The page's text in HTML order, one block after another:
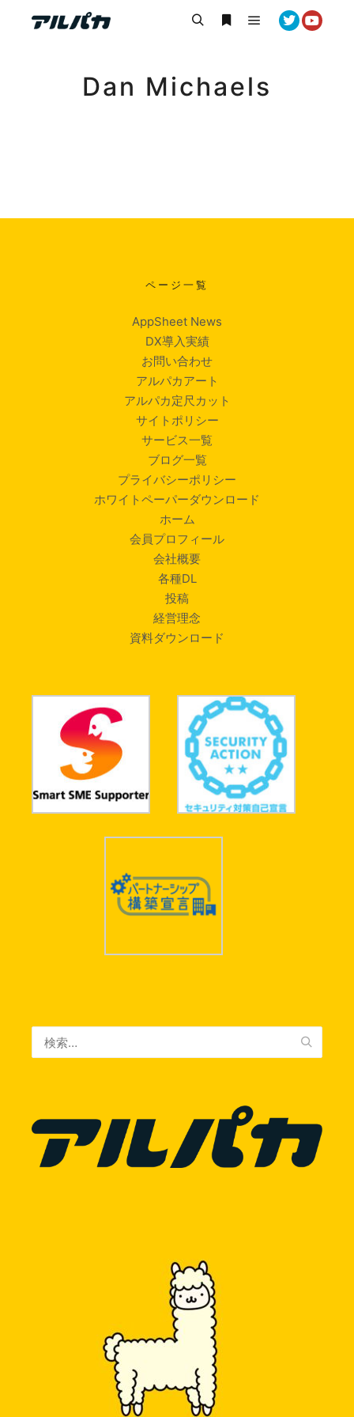
Dan Michaels
ページ一覧
AppSheet News
DX導入実績
お問い合わせ
アルパカアート
アルパカ定尺カット
サイトポリシー
サービス一覧
ブログ一覧
プライバシーポリシー
ホワイトペーパーダウンロード
ホーム
会員プロフィール
会社概要
各種DL
投稿
経営理念
資料ダウンロード